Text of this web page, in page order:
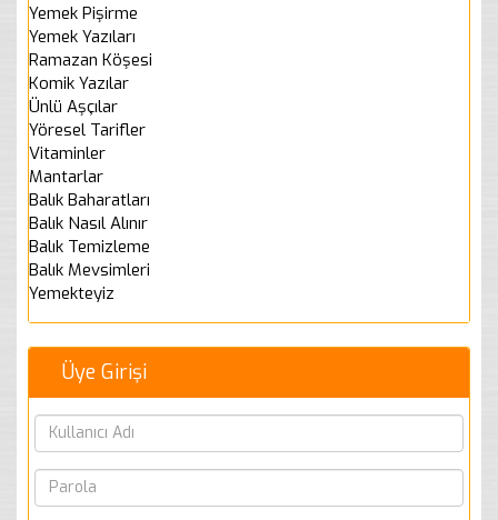
Yemek Pişirme
Yemek Yazıları
Ramazan Köşesi
Komik Yazılar
Ünlü Aşçılar
Yöresel Tarifler
Vitaminler
Mantarlar
Balık Baharatları
Balık Nasıl Alınır
Balık Temizleme
Balık Mevsimleri
Yemekteyiz
Üye Girişi